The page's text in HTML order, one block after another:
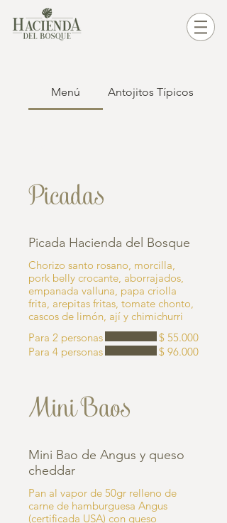
Menú Antojitos Típicos
Picadas
Picada Hacienda del Bosque
Chorizo santo rosano, morcilla,
pork belly crocante, aborrajados,
empanada valluna, papa criolla
frita, arepitas fritas, tomate chonto,
cascos de limón, ají y chimichurri
Para 2 personas
$ 55.000
Para 4 personas
$ 96.000
Mini Baos
Mini Bao de Angus y queso
cheddar
Pan al vapor de 50gr relleno de
carne de hamburguesa Angus
(certificada USA) con queso